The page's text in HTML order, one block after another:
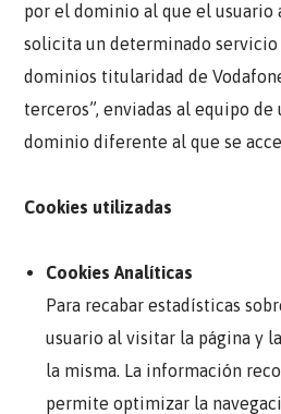
por el dominio al que el usuario
solicita un determinado servicio
dominios titularidad de
terceros”, enviadas al equipo de
dominio diferente al que se
Cookies utilizadas
Cookies Analíticas
Para recabar estadísticas
usuario al visitar la página y
la misma. La información
permite optimizar la